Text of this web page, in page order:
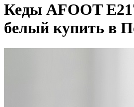
Кеды AFOOT
белый купить в